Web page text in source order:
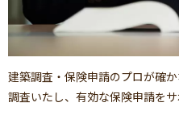
建築調査・保険申請のプロが確
調査いたし、有効な保険申請をサ